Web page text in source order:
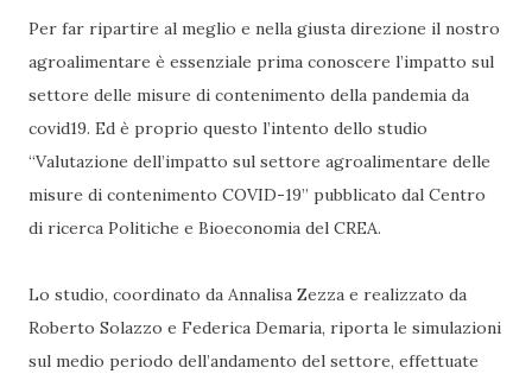
Per far ripartire al meglio e nella giusta direzione il nostro
agroalimentare è essenziale prima conoscere l’impatto sul
settore delle misure di contenimento della pandemia da
covid19. Ed è proprio questo l’intento dello studio
“Valutazione dell’impatto sul settore agroalimentare delle
misure di contenimento COVID-19” pubblicato dal Centro
di ricerca Politiche e Bioeconomia del CREA.
Lo studio, coordinato da Annalisa Zezza e realizzato da
Roberto Solazzo e Federica Demaria, riporta le simulazioni
sul medio periodo dell’andamento del settore, effettuate